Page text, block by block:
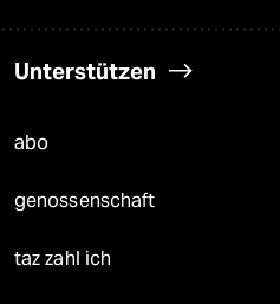
Unterstützen
abo
genossenschaft
taz zahl ich